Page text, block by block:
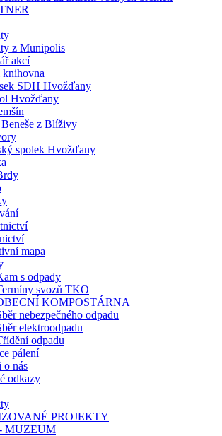
z Munipolis
akcí
knihovna
SDH Hvožďany
Hvožďany
z Blíživy
spolek Hvožďany
mapa
s odpady
svozů TKO
KOMPOSTÁRNA
nebezpečného odpadu
elektroodpadu
odpadu
pálení
o nás
odkazy
PROJEKTY
MUZEUM